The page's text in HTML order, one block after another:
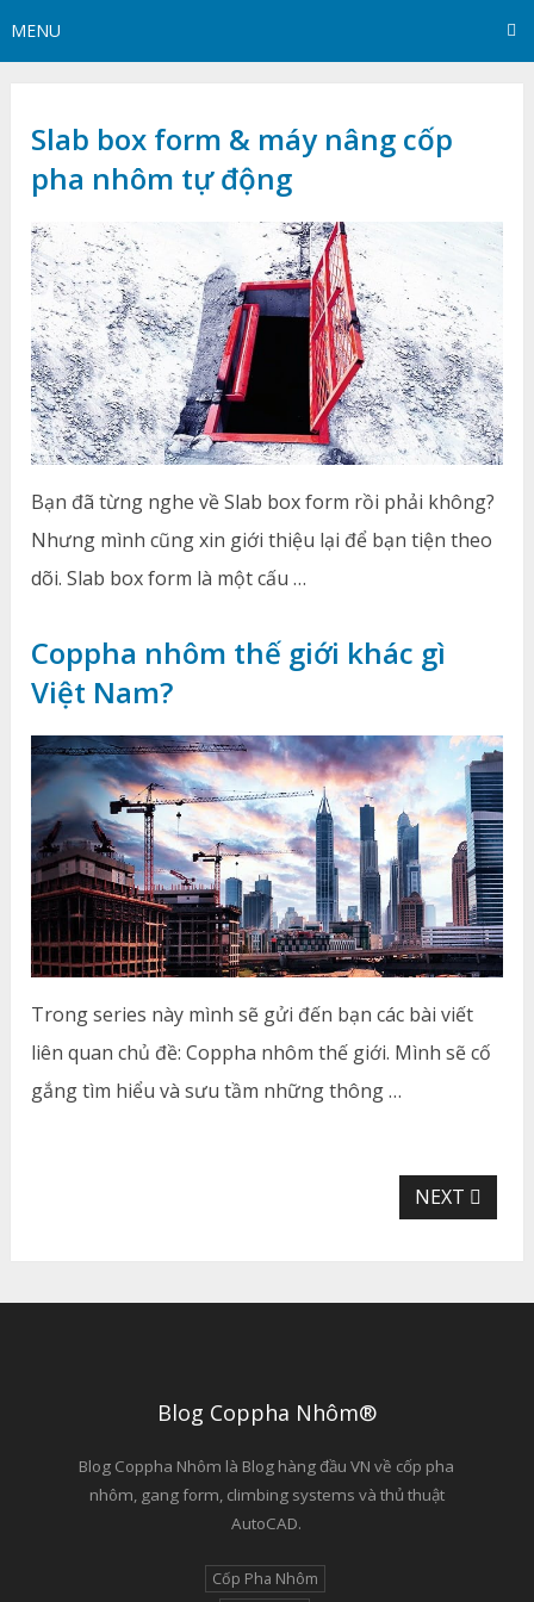
MENU
Slab box form & máy nâng cốp
pha nhôm tự động
Bạn đã từng nghe về Slab box form rồi phải không?
Nhưng mình cũng xin giới thiệu lại để bạn tiện theo
dõi. Slab box form là một cấu …
Coppha nhôm thế giới khác gì
Việt Nam?
Trong series này mình sẽ gửi đến bạn các bài viết
liên quan chủ đề: Coppha nhôm thế giới. Mình sẽ cố
gắng tìm hiểu và sưu tầm những thông …
NEXT
Blog Coppha Nhôm®
Blog Coppha Nhôm là Blog hàng đầu VN về cốp pha
nhôm, gang form, climbing systems và thủ thuật
AutoCAD.
Cốp Pha Nhôm